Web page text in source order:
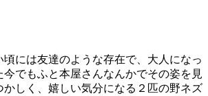
頃には友達のような存在で、大人になっ
でもふと本屋さんなんかでその姿を見
かしく、嬉しい気分になる２匹の野ネズ